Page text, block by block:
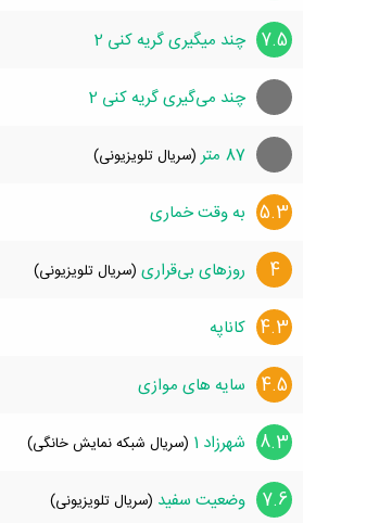
7.5 چند میگیری گریه کنی 2
چند می‌گیری گریه کنی 2
87 متر (سریال تلویزیونی)
5.3 به وقت خماری
4 روزهای بی‌قراری (سریال تلویزیونی)
4.3 کاناپه
4.5 سایه های موازی
8.3 شهرزاد 1 (سریال شبکه نمایش خانگی)
7.6 وضعیت سفید (سریال تلویزیونی)